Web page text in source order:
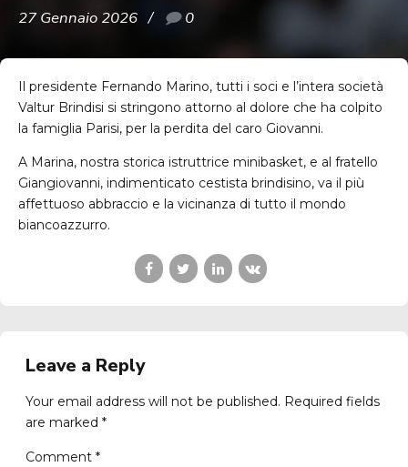
27 Gennaio 2026 0
Il presidente Fernando Marino, tutti i soci e l’intera società
Valtur Brindisi si stringono attorno al dolore che ha colpito
la famiglia Parisi, per la perdita del caro Giovanni.
A Marina, nostra storica istruttrice minibasket, e al fratello
Giangiovanni, indimenticato cestista brindisino, va il più
affettuoso abbraccio e la vicinanza di tutto il mondo
biancoazzurro.
Leave a Reply
Your email address will not be published. Required fields
are marked *
Comment *